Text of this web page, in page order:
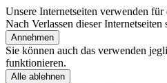
Unsere Internetseiten verwenden
Nach Verlassen dieser
Annehmen
Sie können auch das verwenden
funktionieren.
Alle ablehnen